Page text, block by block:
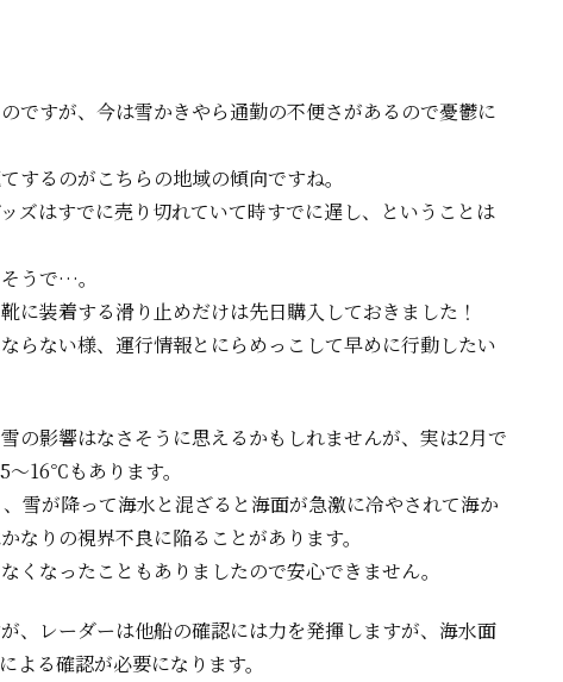
ですが、今は雪かきやら通勤の不便さがあるので憂鬱に
るのがこちらの地域の傾向ですね。
ズはすでに売り切れていて時すでに遅し、ということは
うで…。
に装着する滑り止めだけは先日購入しておきました！
らない様、運行情報とにらめっこして早めに行動したい
の影響はなさそうに思えるかもしれませんが、実は2月で
16℃もあります。
雪が降って海水と混ざると海面が急激に冷やされて海か
なりの視界不良に陥ることがあります。
なったこともありましたので安心できません。
、レーダーは他船の確認には力を発揮しますが、海水面
よる確認が必要になります。